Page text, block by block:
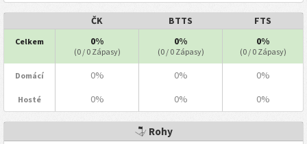
ČK BTTS FTS
Celkem 0%
(0 / 0 Zápasy)
0%
(0 / 0 Zápasy)
0%
(0 / 0 Zápasy)
Domácí 0% 0% 0%
Hosté 0% 0% 0%
Rohy